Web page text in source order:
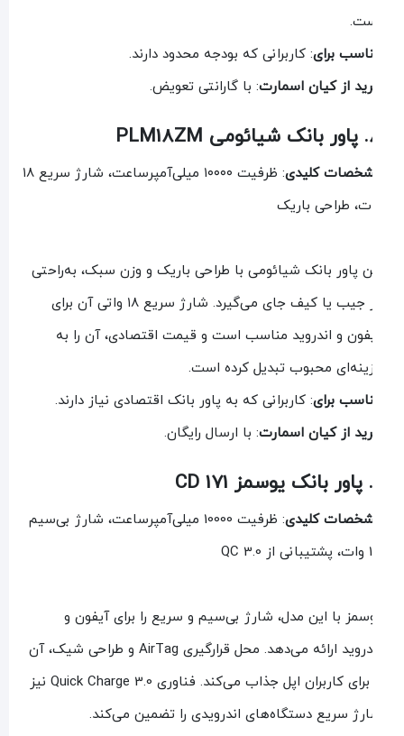
برای: کاربرانی که بودجه محدود دارند.
از کیان اسمارت: با گارانتی تعویض.
کلیدی
: ظرفیت ۱۰۰۰۰ میلی‌آمپرساعت، شارژ سریع ۱۸
طراحی باریک
پاور بانک شیائومی با طراحی باریک و وزن سبک، به‌راحتی
در جیب یا کیف جای می‌گیرد. شارژ سریع ۱۸ واتی آن برای
و اندروید مناسب است و قیمت اقتصادی، آن را به
محبوب تبدیل کرده است.
برای: کاربرانی که به پاور بانک اقتصادی نیاز دارند.
از کیان اسمارت: با ارسال رایگان.
کلیدی
: ظرفیت 10000 میلی‌آمپرساعت، شارژ بی‌سیم
با این مدل، شارژ بی‌سیم و سریع را برای آیفون و
اندروید ارائه می‌دهد. محل قرارگیری AirTag و طراحی شیک، آن
را برای کاربران اپل جذاب می‌کند. فناوری Quick Charge 3.0 نیز
سریع دستگاه‌های اندرویدی را تضمین می‌کند.